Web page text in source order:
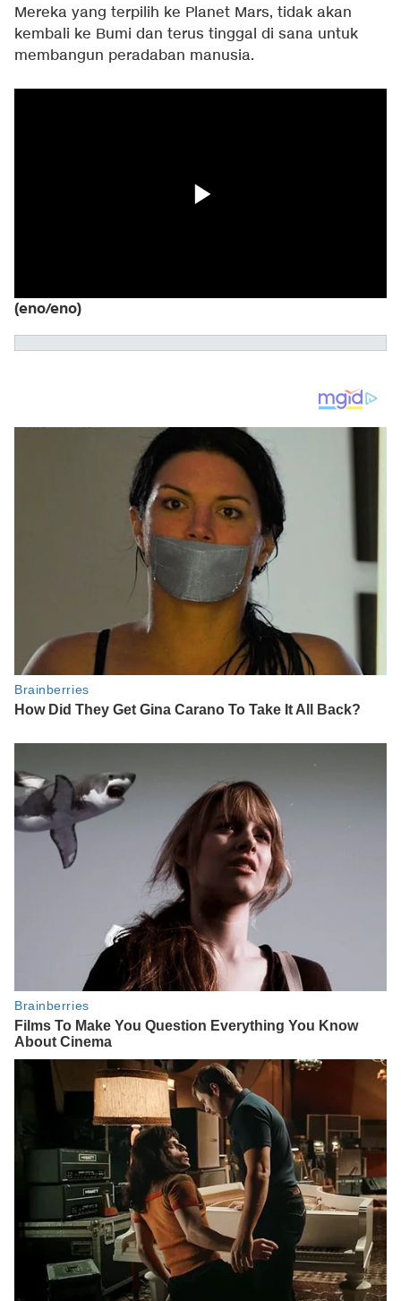
Mereka yang terpilih ke Planet Mars, tidak akan
kembali ke Bumi dan terus tinggal di sana untuk
membangun peradaban manusia.
(eno/eno)